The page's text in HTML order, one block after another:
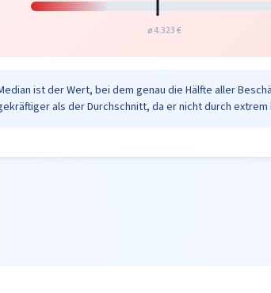
ø 4.323 €
ist der Wert, bei dem genau die Hälfte aller
als der Durchschnitt, da er nicht durch